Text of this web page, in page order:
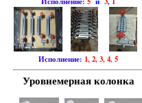
Исполнение: 1, 2, 3, 4, 5
Уровнемерная колонка